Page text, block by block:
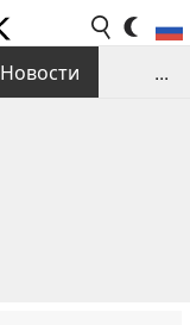
Новости
...